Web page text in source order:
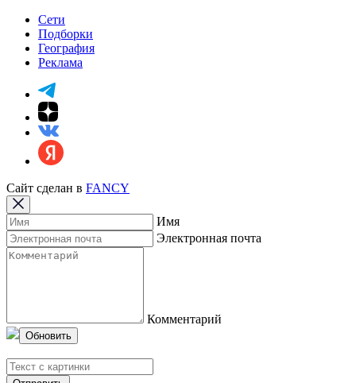
Сети
Подборки
География
Реклама
Сайт сделан в FANCY
Имя
Электронная почта
Комментарий
Обновить